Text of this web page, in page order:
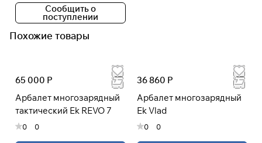
Сообщить о
поступлении
Похожие товары
65 000 Р
Арбалет многозарядный
тактический Ek REVO 7
0 0
36 860 Р
Арбалет многозарядный
Ek Vlad
0 0